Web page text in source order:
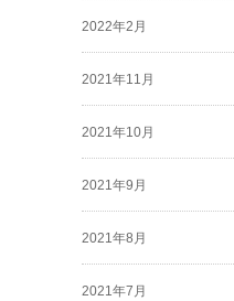
2022年2月
2021年11月
2021年10月
2021年9月
2021年8月
2021年7月